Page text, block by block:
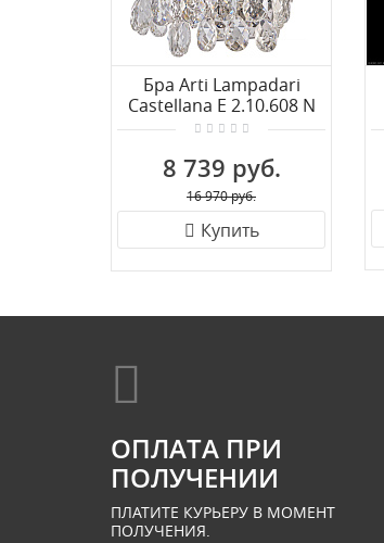
Бра Arti Lampadari
Castellana E 2.10.608 N
8 739 руб.
16 970 руб.
Купить
ОПЛАТА ПРИ
ПОЛУЧЕНИИ
ПЛАТИТЕ КУРЬЕРУ В МОМЕНТ
ПОЛУЧЕНИЯ.